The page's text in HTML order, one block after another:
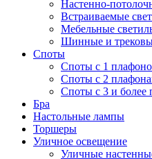
Настенно-
Встраиваемые
Мебельные
Шинные и
Споты
Споты с 1
Споты с 2
Споты с 3 и более
Бра
Настольные лампы
Торшеры
Уличное освещение
Уличные